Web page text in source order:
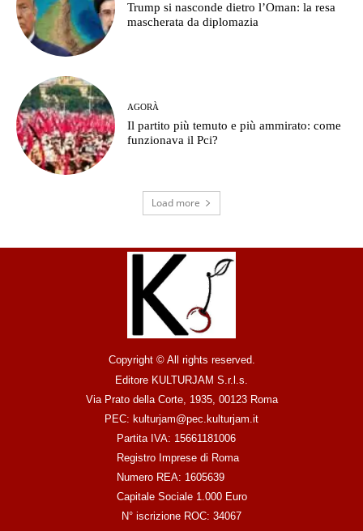
Trump si nasconde dietro l’Oman: la resa
mascherata da diplomazia
AGORÀ
Il partito più temuto e più ammirato: come
funzionava il Pci?
Load more
Copyright © All rights reserved.
Editore KULTURJAM S.r.l.s.
Via Prato della Corte, 1935, 00123 Roma
PEC: kulturjam@pec.kulturjam.it
Partita IVA: 15661181006
Registro Imprese di Roma
Numero REA: 1605639
Capitale Sociale 1.000 Euro
N° iscrizione ROC: 34067